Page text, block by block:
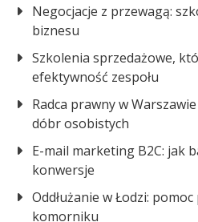
Negocjacje z przewagą:
biznesu
Szkolenia sprzedażowe,
efektywność zespołu
Radca prawny w
dóbr osobistych
E-mail marketing B2C: jak
konwersje
Oddłużanie w Łodzi:
komorniku